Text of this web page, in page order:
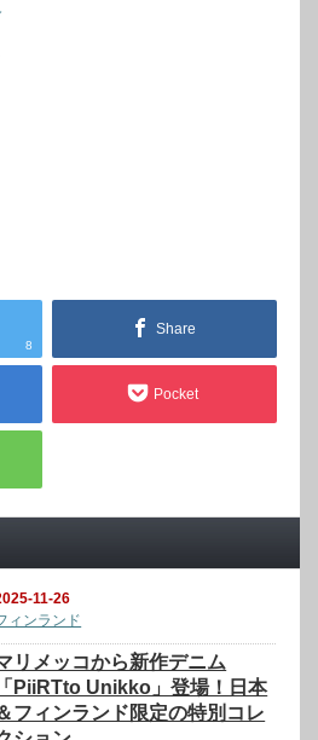
8
Share
Pocket
11-26
ィンランド
リメッコから新作デニム
「PiiRTto Unikko」登場！日本
フィンランド限定の特別コレ